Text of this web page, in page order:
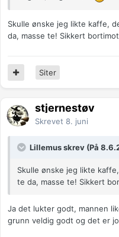
Skulle ønske jeg likte kaffe,
da, masse te! Sikkert
Siter
stjernestøv
Skrevet 8. juni
Lillemus skrev (På
Skulle ønske jeg likte
te da, masse te! Sikkert
Ja det lukter godt, mannen
grunn veldig godt og det er